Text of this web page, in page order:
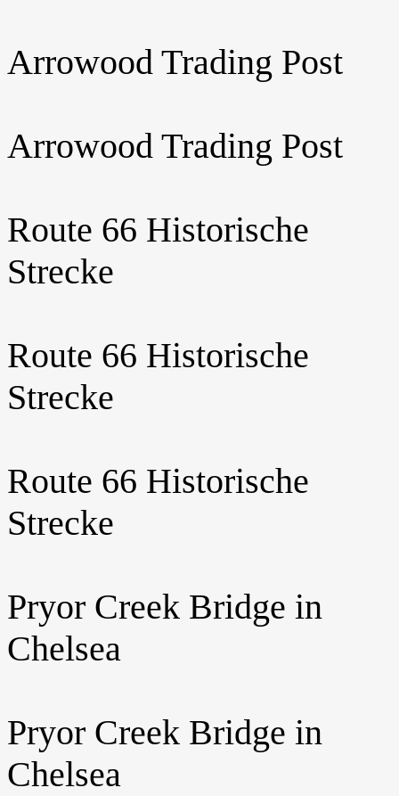
Arrowood Trading Post
Arrowood Trading Post
Route 66 Historische
Strecke
Route 66 Historische
Strecke
Route 66 Historische
Strecke
Pryor Creek Bridge in
Chelsea
Pryor Creek Bridge in
Chelsea